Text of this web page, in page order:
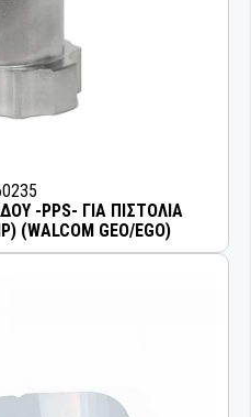
-PPS- ΓΙΑ ΠΙΣΤΟΛΙΑ
(WALCOM GEO/EGO)